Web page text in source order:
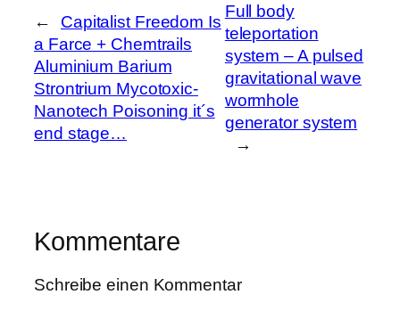
←
Capitalist Freedom Is
a Farce + Chemtrails
Aluminium Barium
Strontrium Mycotoxic-
Nanotech Poisoning it´s
end stage…
Full body
teleportation
system – A pulsed
gravitational wave
wormhole
generator system
→
Kommentare
Schreibe einen Kommentar